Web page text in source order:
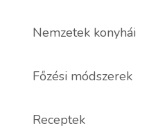
Nemzetek konyhái
Főzési módszerek
Receptek